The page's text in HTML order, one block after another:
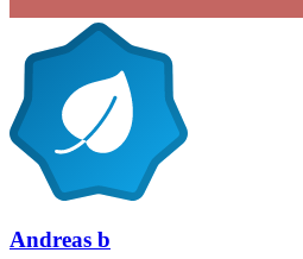
Andreas b